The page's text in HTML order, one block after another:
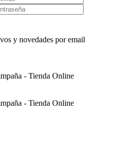
y novedades por email